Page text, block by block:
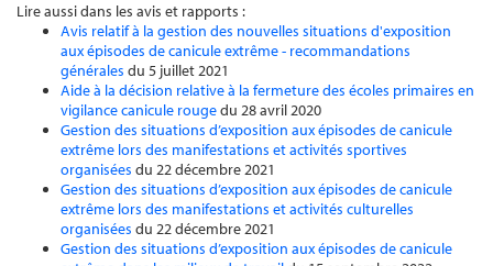
Lire aussi dans les avis et rapports :
Avis relatif à la gestion des nouvelles situations d'exposition
aux épisodes de canicule extrême - recommandations
générales du 5 juillet 2021
Aide à la décision relative à la fermeture des écoles primaires en
vigilance canicule rougedu 28 avril 2020
Gestion des situations d’exposition aux épisodes de canicule
extrême lors des manifestations et activités sportives
organisées du 22 décembre 2021
Gestion des situations d’exposition aux épisodes de canicule
extrême lors des manifestations et activités culturelles
organisées du 22 décembre 2021
Gestion des situations d’exposition aux épisodes de canicule